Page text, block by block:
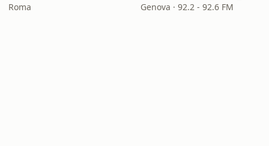
Roma Genova · 92.2 - 92.6 FM